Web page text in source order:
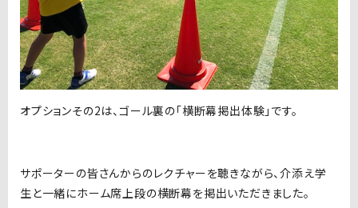
オプションその2は、ゴール裏の「横断幕掲出体験」です。
サポーターの皆さんからのレクチャーを聴きながら、介添え学
生と一緒にホーム席上段の横断幕を掲出いただきました。